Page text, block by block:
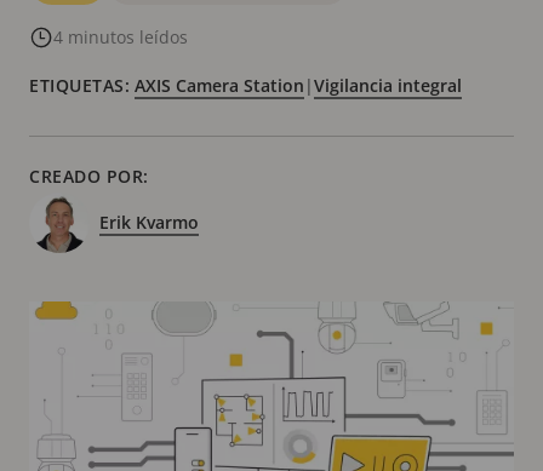
4 minutos leídos
ETIQUETAS: AXIS Camera Station |Vigilancia integral
CREADO POR:
Erik Kvarmo